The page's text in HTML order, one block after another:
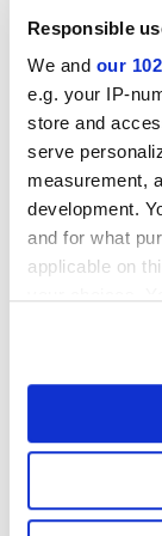
Responsible
We and our
e.g. your IP-
store and
serve
measurement,
development.
and for what
applicable on
If you allow,
Collect
location
Identify
specific
ARKISLATE
VIBRA
ARKISLATE
ARKISLATE